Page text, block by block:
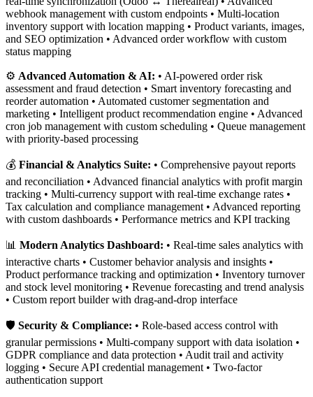
webhook management with custom endpoints • Multi-location
inventory support with location mapping • Product variants, images,
and SEO optimization • Advanced order workflow with custom
status mapping
⚙️ Advanced Automation & AI: • AI-powered order risk
assessment and fraud detection • Smart inventory forecasting and
reorder automation • Automated customer segmentation and
marketing • Intelligent product recommendation engine • Advanced
cron job management with custom scheduling • Queue management
with priority-based processing
💰 Financial & Analytics Suite: • Comprehensive payout reports
and reconciliation • Advanced financial analytics with profit margin
tracking • Multi-currency support with real-time exchange rates •
Tax calculation and compliance management • Advanced reporting
with custom dashboards • Performance metrics and KPI tracking
📊 Modern Analytics Dashboard: • Real-time sales analytics with
interactive charts • Customer behavior analysis and insights •
Product performance tracking and optimization • Inventory turnover
and stock level monitoring • Revenue forecasting and trend analysis
• Custom report builder with drag-and-drop interface
🛡️ Security & Compliance: • Role-based access control with
granular permissions • Multi-company support with data isolation •
GDPR compliance and data protection • Audit trail and activity
logging • Secure API credential management • Two-factor
authentication support